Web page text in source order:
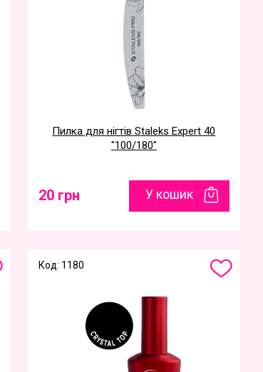
Пилка для нігтів Staleks Expert 40
"100/180"
20 грн У кошик
Код: 1180